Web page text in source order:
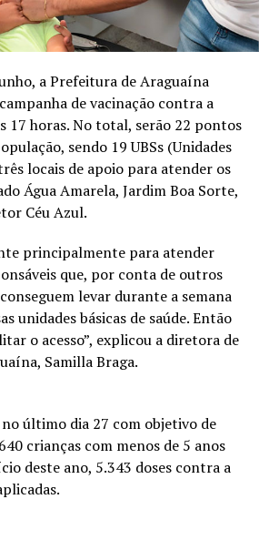
a Prefeitura de Araguaína
de vacinação contra a
17 horas. No total, serão 22 pontos
sendo 19 UBSs (Unidades
locais de apoio para atender os
Água Amarela, Jardim Boa Sorte,
Céu Azul.
principalmente para atender
que, por conta de outros
levar durante a semana
unidades básicas de saúde. Então
o acesso”, explicou a diretora de
Samilla Braga.
último dia 27 com objetivo de
crianças com menos de 5 anos
deste ano, 5.343 doses contra a